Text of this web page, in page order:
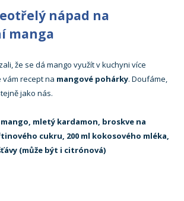
nápad na
manga
že se dá mango využít v kuchyni více
recept na mangové pohárky. Doufáme,
jako nás.
mango, mletý kardamon, broskve na
cukru, 200 ml kokosového mléka,
(může být i citrónová)